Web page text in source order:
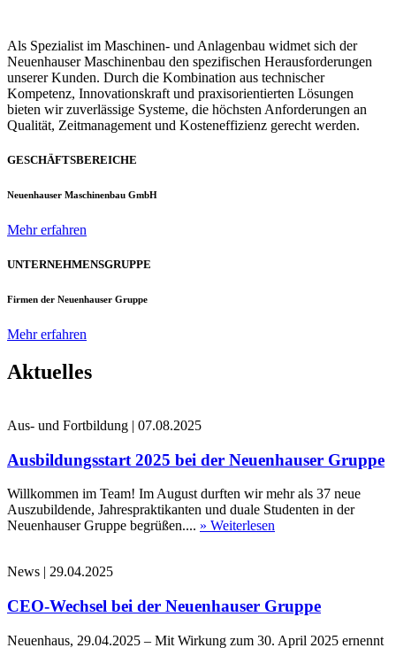
Als Spezialist im Maschinen- und Anlagenbau widmet sich der
Neuenhauser Maschinenbau den spezifischen Herausforderungen
unserer Kunden. Durch die Kombination aus technischer
Kompetenz, Innovationskraft und praxisorientierten Lösungen
bieten wir zuverlässige Systeme, die höchsten Anforderungen an
Qualität, Zeitmanagement und Kosteneffizienz gerecht werden.
GESCHÄFTSBEREICHE
Neuenhauser Maschinenbau GmbH
Mehr erfahren
UNTERNEHMENSGRUPPE
Firmen der Neuenhauser Gruppe
Mehr erfahren
Aktuelles
Aus- und Fortbildung | 07.08.2025
Ausbildungsstart 2025 bei der Neuenhauser Gruppe
Willkommen im Team! Im August durften wir mehr als 37 neue
Auszubildende, Jahrespraktikanten und duale Studenten in der
Neuenhauser Gruppe begrüßen.... » Weiterlesen
News | 29.04.2025
CEO-Wechsel bei der Neuenhauser Gruppe
Neuenhaus, 29.04.2025 – Mit Wirkung zum 30. April 2025 ernennt